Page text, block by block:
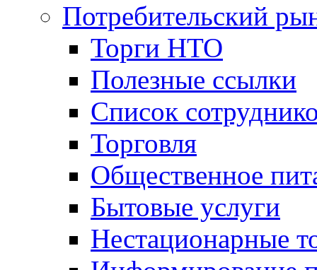
Потребительский
Торги НТО
Полезные ссылки
Список
Торговля
Общественное
Бытовые услуги
Нестационарные